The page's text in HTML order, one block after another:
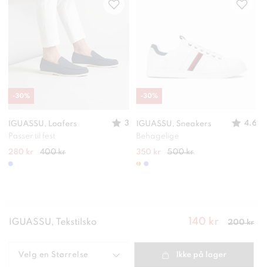
IGUASSU, Loafers
3
Passer til fest
280 kr 400 kr
-30%
IGUASSU, Sneakers
4.6
Behagelige
350 kr 500 kr
-30%
IGUASSU, Tekstilsko
Nåværende
krForrige
pris
140 kr 200 kr
Velg en Størrelse Ikke på lager